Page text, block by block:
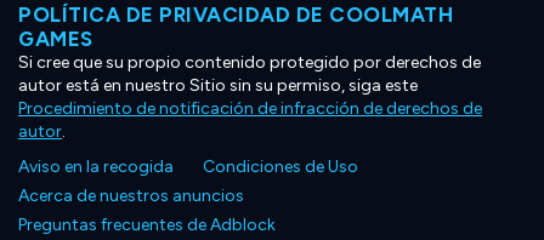
POLÍTICA DE PRIVACIDAD DE COOLMATH
GAMES
Si cree que su propio contenido protegido por derechos de
autor está en nuestro Sitio sin su permiso, siga este
Procedimiento de notificación de infracción de derechos de
autor.
Aviso en la recogida
Condiciones de Uso
Acerca de nuestros anuncios
Preguntas frecuentes de Adblock